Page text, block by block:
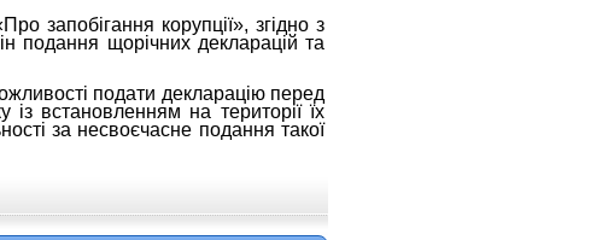
запобігання корупції», згідно з
подання щорічних декларацій та
подати декларацію перед
встановленням на території їх
за несвоєчасне подання такої